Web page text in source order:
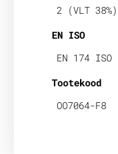
2 (VLT 38%)
EN ISO
EN 174 ISO
Tootekood
OO7064-F8